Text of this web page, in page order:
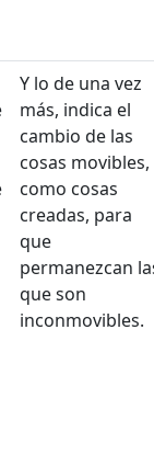
Y lo de una vez
más, indica el
cambio de las
cosas movibles,
como cosas
creadas, para
que
permanezcan
que son
inconmovibles.